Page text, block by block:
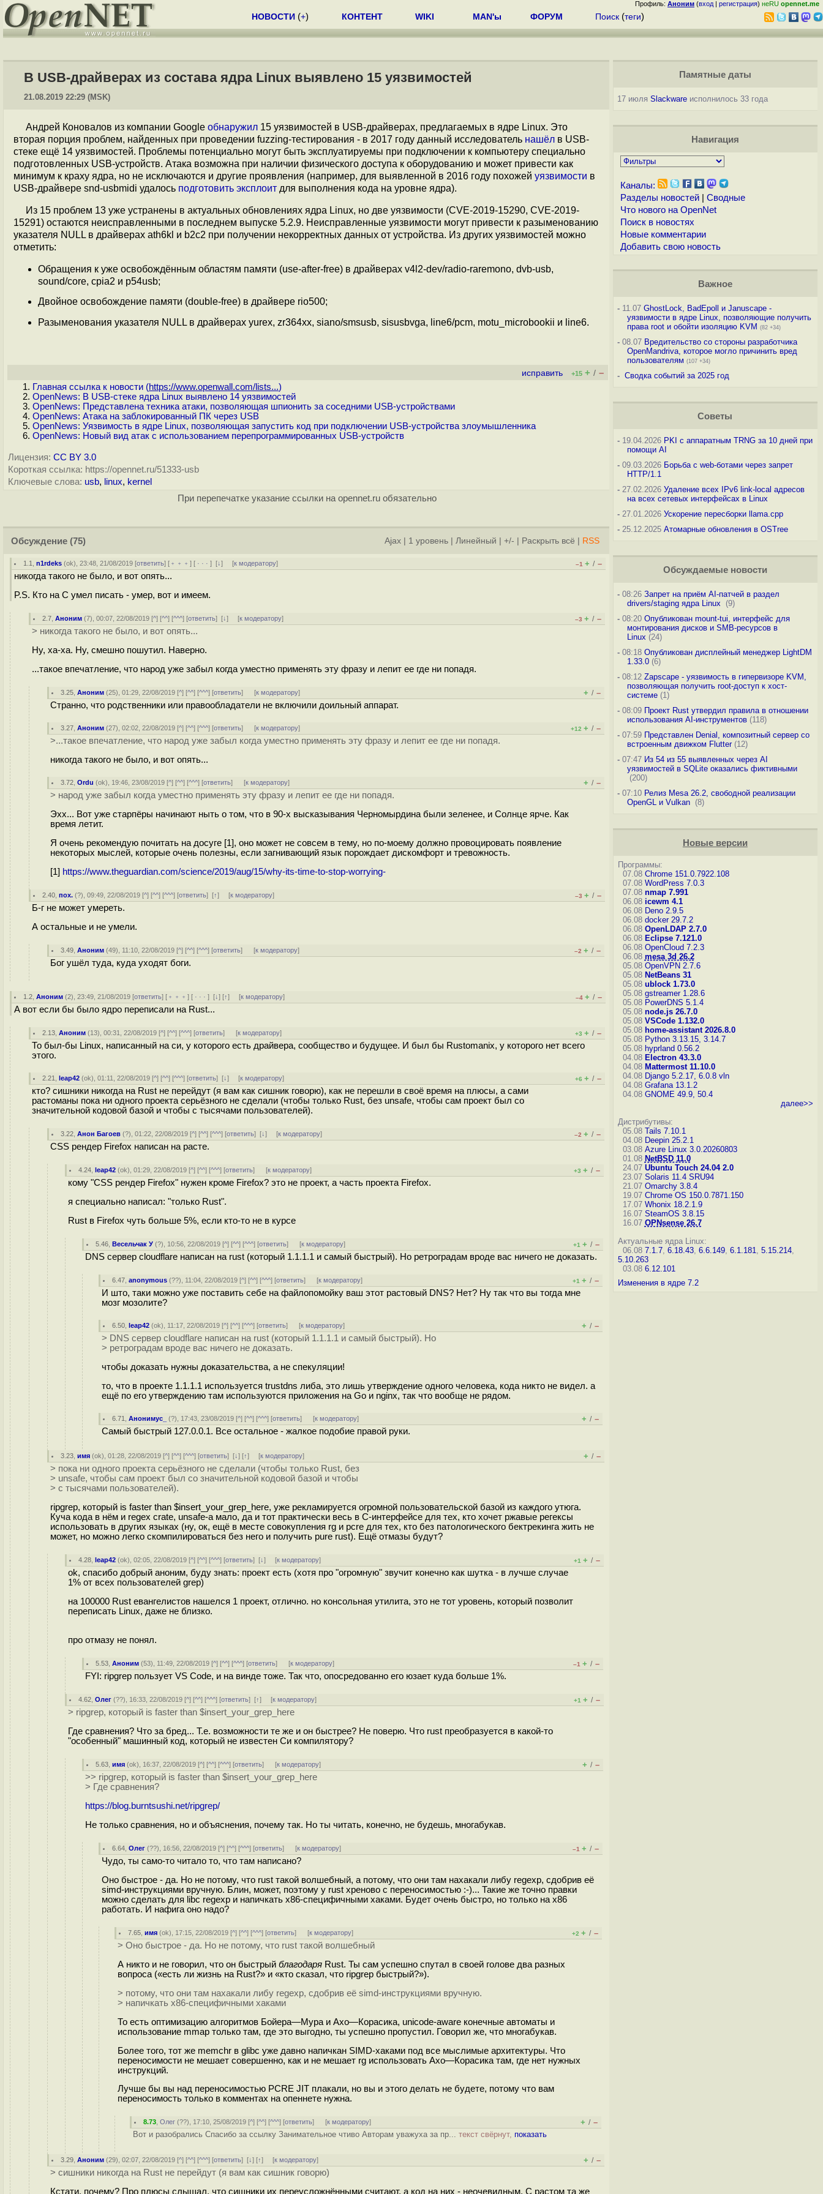
Профиль: Аноним (вход | регистрация) неRU opennet.me
НОВОСТИ (+) КОНТЕНТ WIKI MAN'ы ФОРУМ Поиск (теги)
В USB-драйверах из состава ядра Linux выявлено 15 уязвимостей
21.08.2019 22:29 (MSK)
Андрей Коновалов из компании Google обнаружил 15 уязвимостей в USB-драйверах, предлагаемых в ядре Linux. Это
вторая порция проблем, найденных при проведении fuzzing-тестирования - в 2017 году данный исследователь нашёл в USB-
стеке ещё 14 уязвимостей. Проблемы потенциально могут быть эксплуатируемы при подключении к компьютеру специально
подготовленных USB-устройств. Атака возможна при наличии физического доступа к оборудованию и может привести как
минимум к краху ядра, но не исключаются и другие проявления (например, для выявленной в 2016 году похожей уязвимости в
USB-драйвере snd-usbmidi удалось подготовить эксплоит для выполнения кода на уровне ядра).
Из 15 проблем 13 уже устранены в актуальных обновлениях ядра Linux, но две уязвимости (CVE-2019-15290, CVE-2019-
15291) остаются неисправленными в последнем выпуске 5.2.9. Неисправленные уязвимости могут привести к разыменованию
указателя NULL в драйверах ath6kl и b2c2 при получении некорректных данных от устройства. Из других уязвимостей можно
отметить:
Обращения к уже освобождённым областям памяти (use-after-free) в драйверах v4l2-dev/radio-raremono, dvb-usb,
sound/core, cpia2 и p54usb;
Двойное освобождение памяти (double-free) в драйвере rio500;
Разыменования указателя NULL в драйверах yurex, zr364xx, siano/smsusb, sisusbvga, line6/pcm, motu_microbookii и line6.
исправить +15 + / –
Главная ссылка к новости (https://www.openwall.com/lists...)
OpenNews: В USB-стеке ядра Linux выявлено 14 уязвимостей
OpenNews: Представлена техника атаки, позволяющая шпионить за соседними USB-устройствами
OpenNews: Атака на заблокированный ПК через USB
OpenNews: Уязвимость в ядре Linux, позволяющая запустить код при подключении USB-устройства злоумышленника
OpenNews: Новый вид атак с использованием перепрограммированных USB-устройств
Лицензия: CC BY 3.0
Короткая ссылка: https://opennet.ru/51333-usb
Ключевые слова: usb, linux, kernel
При перепечатке указание ссылки на opennet.ru обязательно
Обсуждение (75) Ajax 1 уровень Линейный +/- Раскрыть всё RSS
1.1 ,n1rdeks (ok), 23:48, 21/08/2019 [ответить] [ ﹢﹢﹢] [ · · ·][↓] [к модератору] –1 + / –
никогда такого не было, и вот опять...
P.S. Кто на С умел писать - умер, вот и имеем.
2.7 ,Аноним (7), 00:07, 22/08/2019 [^] [^^] [^^^] [ответить][↓] [к модератору] –3 + / –
> никогда такого не было, и вот опять...
Ну, ха-ха. Ну, смешно пошутил. Наверно.
...такое впечатление, что народ уже забыл когда уместно применять эту фразу и лепит ее где ни попадя.
3.25 ,Аноним (25), 01:29, 22/08/2019 [^] [^^] [^^^] [ответить] [к модератору] + / –
Странно, что родственники или правообладатели не включили доильный аппарат.
3.27 ,Аноним (27), 02:02, 22/08/2019 [^] [^^] [^^^] [ответить] [к модератору] +12 + / –
>...такое впечатление, что народ уже забыл когда уместно применять эту фразу и лепит ее где ни попадя.
никогда такого не было, и вот опять...
3.72 ,Ordu (ok), 19:46, 23/08/2019 [^] [^^] [^^^] [ответить] [к модератору] + / –
> народ уже забыл когда уместно применять эту фразу и лепит ее где ни попадя.
Эхх... Вот уже старпёры начинают ныть о том, что в 90-х высказывания Черномырдина были зеленее, и Солнце ярче. Как
время летит.
Я очень рекомендую почитать на досуге [1], оно может не совсем в тему, но по-моему должно провоцировать появление
некоторых мыслей, которые очень полезны, если загнивающий язык порождает дискомфорт и тревожность.
[1] https://www.theguardian.com/science/2019/aug/15/why-its-time-to-stop-worrying-
2.40 ,пох. (?), 09:49, 22/08/2019 [^] [^^] [^^^] [ответить][↑] [к модератору] –3 + / –
Б-г не может умереть.
А остальные и не умели.
3.49 ,Аноним (49), 11:10, 22/08/2019 [^] [^^] [^^^] [ответить] [к модератору] –2 + / –
Бог ушёл туда, куда уходят боги.
1.2 ,Аноним (2), 23:49, 21/08/2019 [ответить] [ ﹢﹢﹢] [ · · ·][↓] [↑] [к модератору] –4 + / –
А вот если бы было ядро переписали на Rust...
2.13 ,Аноним (13), 00:31, 22/08/2019 [^] [^^] [^^^] [ответить] [к модератору] +3 + / –
То был-бы Linux, написанный на си, у которого есть драйвера, сообщество и будущее. И был бы Rustomanix, у которого нет всего
этого.
2.21 ,leap42 (ok), 01:11, 22/08/2019 [^] [^^] [^^^] [ответить][↓] [к модератору] +6 + / –
кто? сишники никогда на Rust не перейдут (я вам как сишник говорю), как не перешли в своё время на плюсы, а сами
растоманы пока ни одного проекта серьёзного не сделали (чтобы только Rust, без unsafe, чтобы сам проект был со
значительной кодовой базой и чтобы с тысячами пользователей).
3.22 ,Анон Багоев (?), 01:22, 22/08/2019 [^] [^^] [^^^] [ответить][↓] [к модератору] –2 + / –
CSS рендер Firefox написан на расте.
4.24 ,leap42 (ok), 01:29, 22/08/2019 [^] [^^] [^^^] [ответить] [к модератору] +3 + / –
кому "CSS рендер Firefox" нужен кроме Firefox? это не проект, а часть проекта Firefox.
я специально написал: "только Rust".
Rust в Firefox чуть больше 5%, если кто-то не в курсе
5.46 ,Весельчак У (?), 10:56, 22/08/2019 [^] [^^] [^^^] [ответить] [к модератору] +1 + / –
DNS сервер cloudflare написан на rust (который 1.1.1.1 и самый быстрый). Но ретроградам вроде вас ничего не доказать.
6.47 ,anonymous (??), 11:04, 22/08/2019 [^] [^^] [^^^] [ответить] [к модератору] +1 + / –
И што, таки можно уже поставить себе на файлопомойку ваш этот растовый DNS? Нет? Ну так что вы тогда мне
мозг мозолите?
6.50 ,leap42 (ok), 11:17, 22/08/2019 [^] [^^] [^^^] [ответить] [к модератору] + / –
> DNS сервер cloudflare написан на rust (который 1.1.1.1 и самый быстрый). Но
> ретроградам вроде вас ничего не доказать.
чтобы доказать нужны доказательства, а не спекуляции!
то, что в проекте 1.1.1.1 используется trustdns либа, это лишь утверждение одного человека, кода никто не видел. а
ещё по его утверждению там используются приложения на Go и nginx, так что вообще не рядом.
6.71 ,Анонимус_ (?), 17:43, 23/08/2019 [^] [^^] [^^^] [ответить] [к модератору] + / –
Самый быстрый 127.0.0.1. Все остальное - жалкое подобие правой руки.
3.23 ,имя (ok), 01:28, 22/08/2019 [^] [^^] [^^^] [ответить][↓] [↑] [к модератору] + / –
> пока ни одного проекта серьёзного не сделали (чтобы только Rust, без
> unsafe, чтобы сам проект был со значительной кодовой базой и чтобы
> с тысячами пользователей).
ripgrep, который is faster than $insert_your_grep_here, уже рекламируется огромной пользовательской базой из каждого утюга.
Куча кода в нём и regex crate, unsafe-а мало, да и тот практически весь в C-интерфейсе для тех, кто хочет ржавые регексы
использовать в других языках (ну, ок, ещё в месте совокупления rg и pcre для тех, кто без патологического бектрекинга жить не
может, но можно легко скомпилироваться без него и получить pure rust). Ещё отмазы будут?
4.28 ,leap42 (ok), 02:05, 22/08/2019 [^] [^^] [^^^] [ответить][↓] [к модератору] +1 + / –
ok, спасибо добрый аноним, буду знать: проект есть (хотя про "огромную" звучит конечно как шутка - в лучше случае
1% от всех пользователей grep)
на 100000 Rust евангелистов нашелся 1 проект, отлично. но консольная утилита, это не тот уровень, который позволит
переписать Linux, даже не близко.
про отмазу не понял.
5.53 ,Аноним (53), 11:49, 22/08/2019 [^] [^^] [^^^] [ответить] [к модератору] –1 + / –
FYI: ripgrep пользует VS Code, и на винде тоже. Так что, опосредованно его юзает куда больше 1%.
4.62 ,Олег (??), 16:33, 22/08/2019 [^] [^^] [^^^] [ответить][↑] [к модератору] +1 + / –
> ripgrep, который is faster than $insert_your_grep_here
Где сравнения? Что за бред... Т.е. возможности те же и он быстрее? Не поверю. Что rust преобразуется в какой-то
"особенный" машинный код, который не известен Си компилятору?
5.63 ,имя (ok), 16:37, 22/08/2019 [^] [^^] [^^^] [ответить] [к модератору] + / –
>> ripgrep, который is faster than $insert_your_grep_here
> Где сравнения?
https://blog.burntsushi.net/ripgrep/
Не только сравнения, но и объяснения, почему так. Но ты читать, конечно, не будешь, многабукав.
6.64 ,Олег (??), 16:56, 22/08/2019 [^] [^^] [^^^] [ответить] [к модератору] –1 + / –
Чудо, ты само-то читало то, что там написано?
Оно быстрое - да. Но не потому, что rust такой волшебный, а потому, что они там нахакали либу regexp, сдобрив её
simd-инструкциями вручную. Блин, может, поэтому у rust хреново с переносимостью :-)... Такие же точно правки
можно сделать для libc regexp и напичкать x86-специфичными хаками. Будет очень быстро, но только на x86
работать. И нафига оно надо?
7.65 ,имя (ok), 17:15, 22/08/2019 [^] [^^] [^^^] [ответить] [к модератору] +2 + / –
> Оно быстрое - да. Но не потому, что rust такой волшебный
А никто и не говорил, что он быстрый благодаря Rust. Ты сам успешно спутал в своей голове два разных
вопроса («есть ли жизнь на Rust?» и «кто сказал, что ripgrep быстрый?»).
> потому, что они там нахакали либу regexp, сдобрив её simd-инструкциями вручную.
> напичкать x86-специфичными хаками
То есть оптимизацию алгоритмов Бойера—Мура и Ахо—Корасика, unicode-aware конечные автоматы и
использование mmap только там, где это выгодно, ты успешно пропустил. Говорил же, что многабукав.
Более того, тот же memchr в glibc уже давно напичкан SIMD-хаками под все мыслимые архитектуры. Что
переносимости не мешает совершенно, как и не мешает rg использовать Ахо—Корасика там, где нет нужных
инструкций.
Лучше бы вы над переносимостью PCRE JIT плакали, но вы и этого делать не будете, потому что вам
переносимость только в комментах на опеннете нужна.
8.73 ,Олег (??), 17:10, 25/08/2019 [^] [^^] [^^^] [ответить] [к модератору] + / –
Вот и разобрались Спасибо за ссылку Занимательное чтиво Авторам уважуха за пр... текст свёрнут, показать
3.29 ,Аноним (29), 02:07, 22/08/2019 [^] [^^] [^^^] [ответить][↓] [↑] [к модератору] + / –
> сишники никогда на Rust не перейдут (я вам как сишник говорю)
Кстати, почему? Про плюсы слышал, что сишники их переусложнёнными считают, а код на них - неочевидным. С растом та же
Памятные даты
17 июля Slackwareисполнилось 33 года
Навигация
Каналы:
Разделы новостей| Сводные
Что нового на OpenNet
Поиск в новостях
Новые комментарии
Добавить свою новость
Важное
-11.07 GhostLock, BadEpoll и Januscape -
уязвимости в ядре Linux, позволяющие получить
права root и обойти изоляцию KVM (82 +34)
-08.07 Вредительство со стороны разработчика
OpenMandriva, которое могло причинить вред
пользователям (107 +34)
- Сводка событий за 2025 год
Советы
-19.04.2026 PKI с аппаратным TRNG за 10 дней при
помощи AI
-09.03.2026 Борьба с web-ботами через запрет
HTTP/1.1
-27.02.2026 Удаление всех IPv6 link-local адресов
на всех сетевых интерфейсах в Linux
-27.01.2026 Ускорение пересборки llama.cpp
-25.12.2025 Атомарные обновления в OSTree
Обсуждаемые новости
-08:26 Запрет на приём AI-патчей в раздел
drivers/staging ядра Linux
(9)
-08:20 Опубликован mount-tui, интерфейс для
монтирования дисков и SMB-ресурсов в
Linux (24)
-08:18 Опубликован дисплейный менеджер LightDM
1.33.0(6)
-08:12 Zapscape - уязвимость в гипервизоре KVM,
позволяющая получить root-доступ к хост-
системе(1)
-08:09 Проект Rust утвердил правила в отношении
использования AI-инструментов(118)
-07:59 Представлен Denial, композитный сервер со
встроенным движком Flutter(12)
-07:47 Из 54 из 55 выявленных через AI
уязвимостей в SQLite оказались фиктивными
(200)
-07:10 Релиз Mesa 26.2, свободной реализации
OpenGL и Vulkan (8)
Новые версии
Программы:
07.08 Chrome 151.0.7922.108
07.08 WordPress 7.0.3
07.08 nmap 7.991
06.08 icewm 4.1
06.08 Deno 2.9.5
06.08 docker 29.7.2
06.08 OpenLDAP 2.7.0
06.08 Eclipse 7.121.0
06.08 OpenCloud 7.2.3
06.08 mesa 3d 26.2
05.08 OpenVPN 2.7.6
05.08 NetBeans 31
05.08 ublock 1.73.0
05.08 gstreamer 1.28.6
05.08 PowerDNS 5.1.4
05.08 node.js 26.7.0
05.08 VSCode 1.132.0
05.08 home-assistant 2026.8.0
05.08 Python 3.13.15, 3.14.7
05.08 hyprland 0.56.2
04.08 Electron 43.3.0
04.08 Mattermost 11.10.0
04.08 Django 5.2.17, 6.0.8 vln
04.08 Grafana 13.1.2
04.08 GNOME 49.9, 50.4
далее>>
Дистрибутивы:
05.08 Tails 7.10.1
04.08 Deepin 25.2.1
03.08 Azure Linux 3.0.20260803
01.08 NetBSD 11.0
24.07 Ubuntu Touch 24.04 2.0
23.07 Solaris 11.4 SRU94
21.07 Omarchy 3.8.4
19.07 Chrome OS 150.0.7871.150
17.07 Whonix 18.2.1.9
16.07 SteamOS 3.8.15
16.07 OPNsense 26.7
Актуальные ядра Linux:
06.08 7.1.7, 6.18.43, 6.6.149, 6.1.181, 5.15.214,
5.10.263
03.08 6.12.101
Изменения в ядре 7.2